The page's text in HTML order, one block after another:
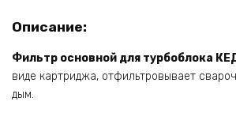
Описание:
Фильтр основной для турбоблока
виде картриджа, отфильтровывает
дым.